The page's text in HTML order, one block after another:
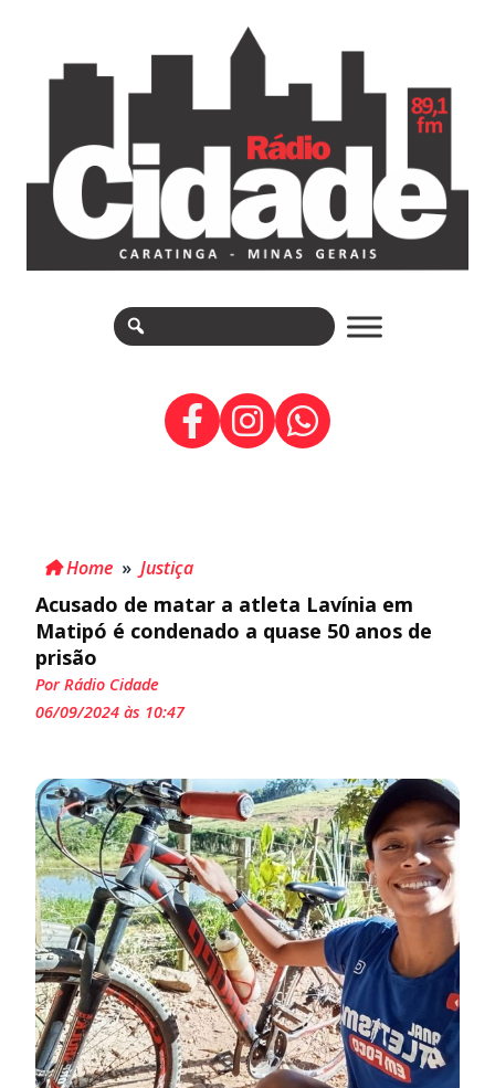
Home » Justiça
Acusado de matar a atleta Lavínia em
Matipó é condenado a quase 50 anos de
prisão
Por Rádio Cidade
06/09/2024 às 10:47